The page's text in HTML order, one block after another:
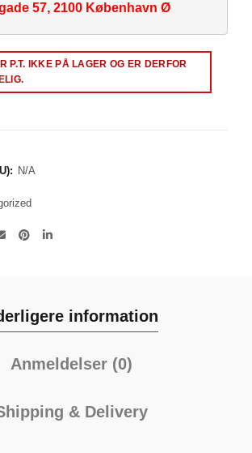
57, 2100 København Ø
P.T. IKKE PÅ LAGER OG ER DERFOR
N/A
information
Anmeldelser (0)
& Delivery